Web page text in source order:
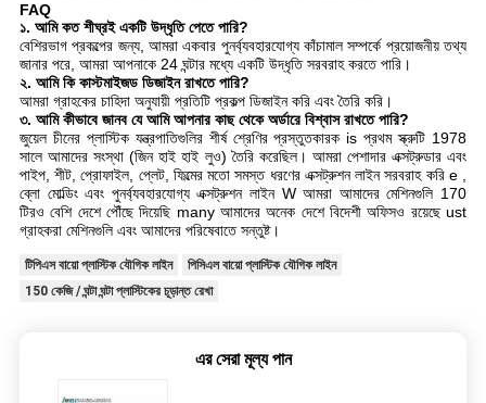
FAQ
১. আমি কত শীঘ্রই একটি উদ্ধৃতি পেতে পারি?
বেশিরভাগ প্রকল্পের জন্য, আমরা একবার পুনর্ব্যবহারযোগ্য কাঁচামাল সম্পর্কে প্রয়োজনীয় তথ্য
জানার পরে, আমরা আপনাকে 24 ঘন্টার মধ্যে একটি উদ্ধৃতি সরবরাহ করতে পারি।
২. আমি কি কাস্টমাইজড ডিজাইন রাখতে পারি?
আমরা গ্রাহকের চাহিদা অনুযায়ী প্রতিটি প্রকল্প ডিজাইন করি এবং তৈরি করি।
৩. আমি কীভাবে জানব যে আমি আপনার কাছ থেকে অর্ডারে বিশ্বাস রাখতে পারি?
জুয়েল চীনের প্লাস্টিক যন্ত্রপাতিগুলির শীর্ষ শ্রেণির প্রস্তুতকারক is প্রথম স্ক্রুটি 1978
সালে আমাদের সংস্থা (জিন হাই হাই লুও) তৈরি করেছিল। আমরা পেশাদার এক্সট্রুডার এবং
পাইপ, শীট, প্রোফাইল, প্লেট, ফিল্মের মতো সমস্ত ধরণের এক্সট্রুশন লাইন সরবরাহ করি e ,
ব্লো মোল্ডিং এবং পুনর্ব্যবহারযোগ্য এক্সট্রুশন লাইন W আমরা আমাদের মেশিনগুলি 170
টিরও বেশি দেশে পৌঁছে দিয়েছি many আমাদের অনেক দেশে বিদেশী অফিসও রয়েছে ust
গ্রাহকরা মেশিনগুলি এবং আমাদের পরিষেবাতে সন্তুষ্ট।
টিপিএস বায়ো প্লাস্টিক যৌগিক লাইন
পিসিএল বায়ো প্লাস্টিক যৌগিক লাইন
150 কেজি / ঘন্টা ঘন্টা প্লাস্টিকের চূড়ান্ত রেখা
এর সেরা মূল্য পান